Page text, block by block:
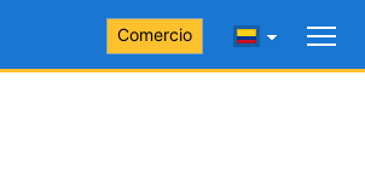
Comercio